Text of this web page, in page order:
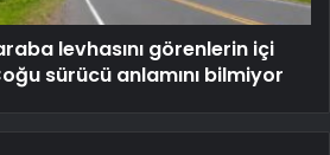
levhasını görenlerin içi
sürücü anlamını bilmiyor